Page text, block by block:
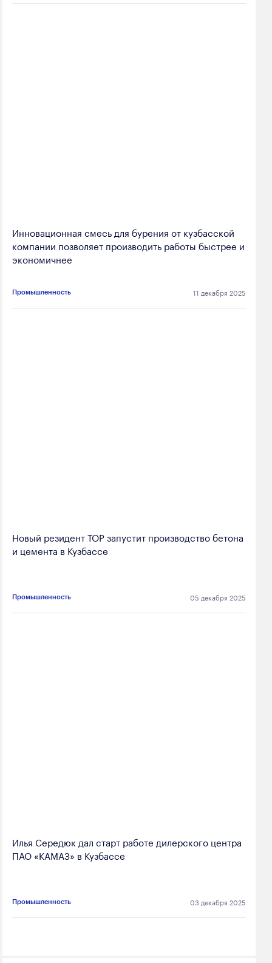
Инновационная смесь для бурения от кузбасской
компании позволяет производить работы быстрее и
экономичнее
Промышленность 11 декабря 2025
Новый резидент ТОР запустит производство бетона
и цемента в Кузбассе
Промышленность 05 декабря 2025
Илья Середюк дал старт работе дилерского центра
ПАО «КАМАЗ» в Кузбассе
Промышленность 03 декабря 2025